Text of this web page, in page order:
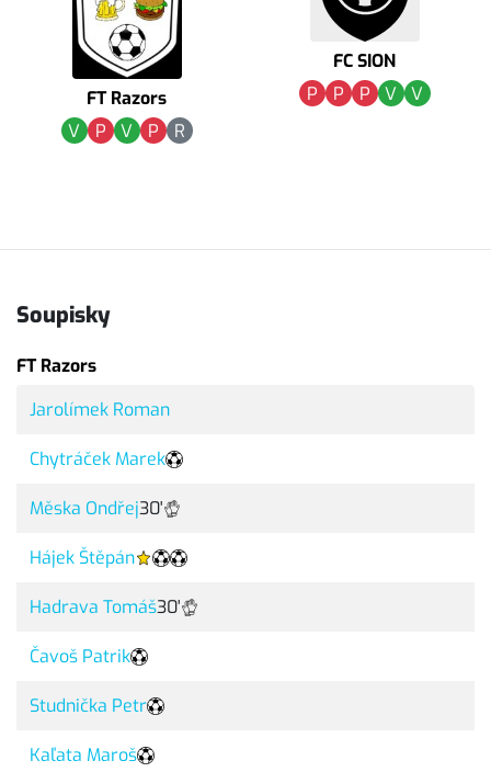
FT Razors
V
P V P R
FC SION
P
P P V V
Soupisky
FT Razors
Jarolímek Roman
Chytráček Marek
Měska Ondřej30'
Hájek Štěpán
Hadrava Tomáš30'
Čavoš Patrik
Studnička Petr
Kaľata Maroš